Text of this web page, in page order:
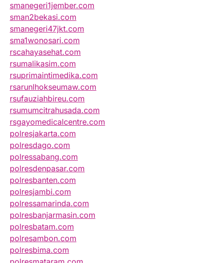
smanegeri1jember.com
sman2bekasi.com
smanegeri47jkt.com
sma1wonosari.com
rscahayasehat.com
rsumalikasim.com
rsuprimaintimedika.com
rsarunlhokseumaw.com
rsufauziahbireu.com
rsumumcitrahusada.com
rsgayomedicalcentre.com
polresjakarta.com
polresdago.com
polressabang.com
polresdenpasar.com
polresbanten.com
polresjambi.com
polressamarinda.com
polresbanjarmasin.com
polresbatam.com
polresambon.com
polresbima.com